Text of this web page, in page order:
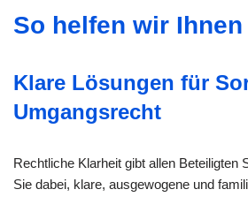
So helfen wir
Klare Lösungen für
Umgangsrecht
Rechtliche Klarheit gibt allen Beteiligten
Sie dabei, klare, ausgewogene und